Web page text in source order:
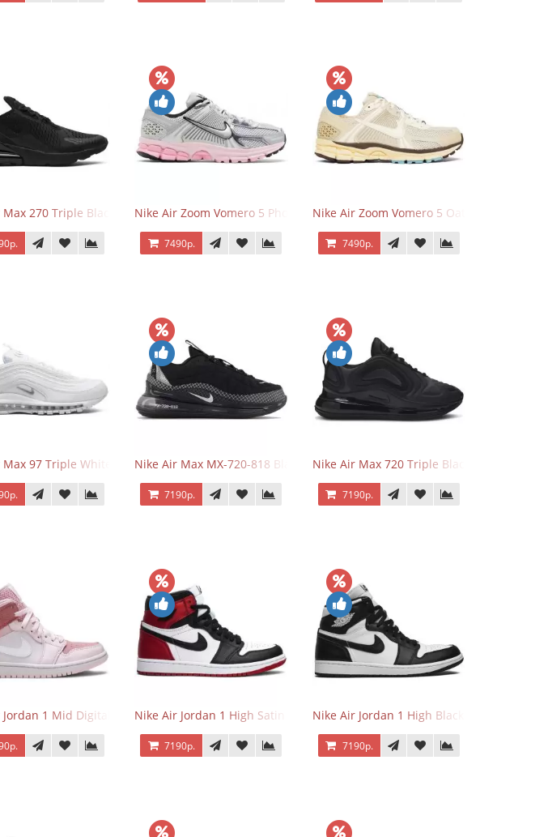
270 Triple Black Nike Air Zoom Vomero 5 Photon Dust Pink Foam
7490р.
Nike Air Zoom Vomero 5 Oatmeal
7490р.
97 Triple White Nike Air Max MX-720-818 Black
7190р.
Nike Air Max 720 Triple Black
7190р.
Jordan 1 Mid Digital PinkNike Air Jordan 1 High Satin Black Toe
7190р.
Nike Air Jordan 1 High Black White
7190р.